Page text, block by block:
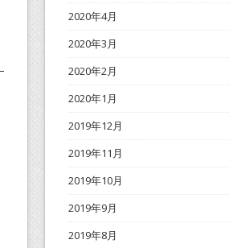
2020年4月
2020年3月
2020年2月
2020年1月
2019年12月
2019年11月
2019年10月
2019年9月
2019年8月